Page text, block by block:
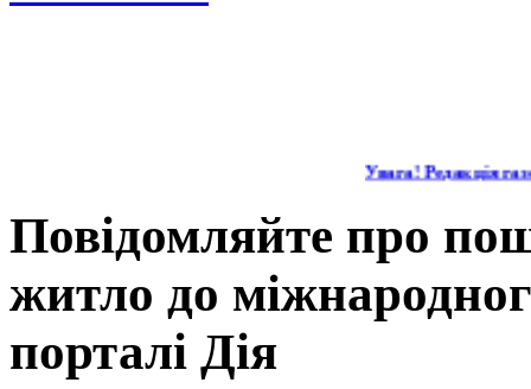
Увага! Редакція
Повідомляйте про
житло до
порталі Дія